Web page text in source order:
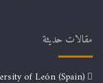
مقالات حديثة
of León (Spain)